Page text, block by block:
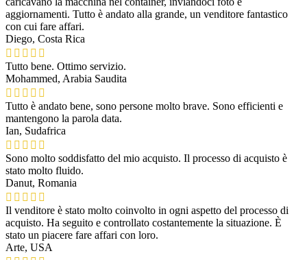
aggiornamenti. Tutto è andato alla grande, un venditore fantastico
con cui fare affari.
Diego, Costa Rica
Tutto bene. Ottimo servizio.
Mohammed, Arabia Saudita
Tutto è andato bene, sono persone molto brave. Sono efficienti e
mantengono la parola data.
Ian, Sudafrica
Sono molto soddisfatto del mio acquisto. Il processo di acquisto è
stato molto fluido.
Danut, Romania
Il venditore è stato molto coinvolto in ogni aspetto del processo di
acquisto. Ha seguito e controllato costantemente la situazione. È
stato un piacere fare affari con loro.
Arte, USA